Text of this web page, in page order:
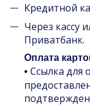
Кредитной
Через кассу
Приватбанк.
Оплата
• Ссылка для